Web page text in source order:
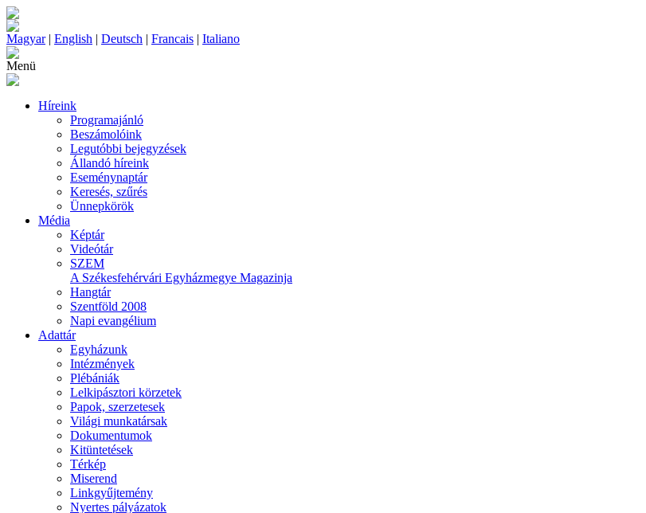
Magyar| English | Deutsch | Francais | Italiano
Menü
Híreink
Programajánló
Beszámolóink
Legutóbbi bejegyzések
Állandó híreink
Eseménynaptár
Keresés, szűrés
Ünnepkörök
Média
Képtár
Videótár
SZEM
A Székesfehérvári Egyházmegye Magazinja
Hangtár
Szentföld 2008
Napi evangélium
Adattár
Egyházunk
Intézmények
Plébániák
Lelkipásztori körzetek
Papok, szerzetesek
Világi munkatársak
Dokumentumok
Kitüntetések
Térkép
Miserend
Linkgyűjtemény
Nyertes pályázatok